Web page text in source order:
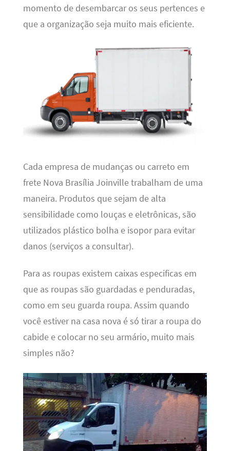
momento de desembarcar os seus pertences e
que a organização seja muito mais eficiente.
Cada empresa de mudanças ou carreto em
frete Nova Brasília Joinville trabalham de uma
maneira. Produtos que sejam de alta
sensibilidade como louças e eletrônicas, são
utilizados plástico bolha e isopor para evitar
danos (serviços a consultar).
Para as roupas existem caixas especificas em
que as roupas são guardadas e penduradas,
como em seu guarda roupa. Assim quando
você estiver na casa nova é só tirar a roupa do
cabide e colocar no seu armário, muito mais
simples não?